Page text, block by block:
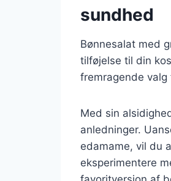
sundhed
Bønnesalat med
tilføjelse til din
fremragende
Med sin
anledninger.
edamame, vil du
eksperimentere